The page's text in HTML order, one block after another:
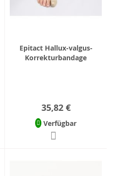
Epitact Hallux-valgus-
Korrekturbandage
35,82 €
Verfügbar